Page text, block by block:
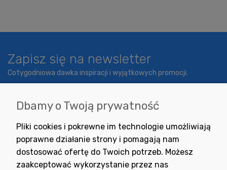
Zapisz się na newsletter
Cotygodniowa dawka inspiracji i wyjątkowych promocji.
Wyrażam zgodę na otrzymywanie newslettera z inspiracjami,
nowościami i promocjami.
Dbamy o Twoją prywatność
Pliki cookies i pokrewne im technologie umożliwiają
poprawne działanie strony i pomagają nam
dostosować ofertę do Twoich potrzeb. Możesz
zaakceptować wykorzystanie przez nas